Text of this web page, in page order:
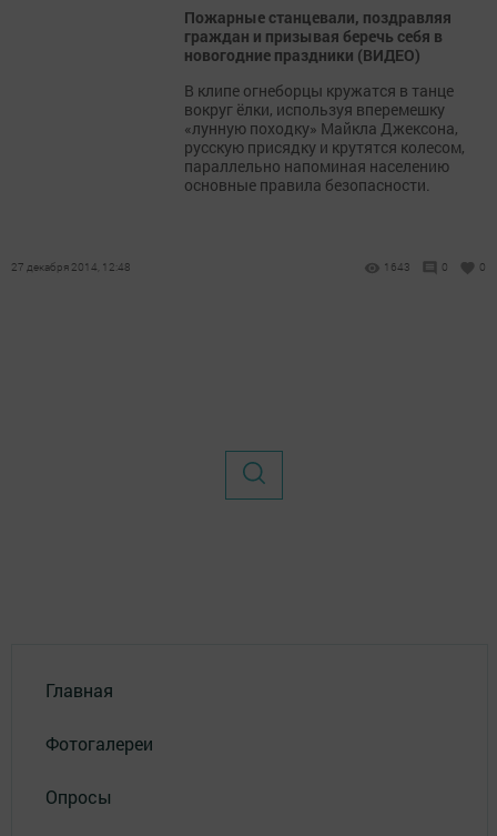
Пожарные станцевали, поздравляя
граждан и призывая беречь себя в
новогодние праздники (ВИДЕО)
В клипе огнеборцы кружатся в танце
вокруг ёлки, используя вперемешку
«лунную походку» Майкла Джексона,
русскую присядку и крутятся колесом,
параллельно напоминая населению
основные правила безопасности.
27 декабря 2014, 12:48 1643 0 0
Главная
Фотогалереи
Опросы